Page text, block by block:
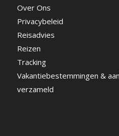
Over Ons
Privacybeleid
Reisadvies
Reizen
Tracking
Vakantiebestemmingen &
verzameld